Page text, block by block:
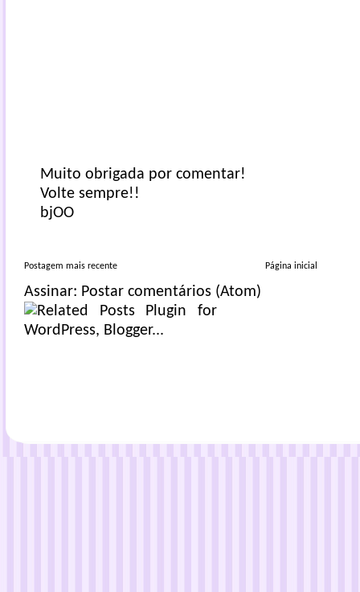
Muito obrigada por comentar!
Volte sempre!!
bjOO
Postagem mais recente Página inicial
Assinar: Postar comentários (Atom)